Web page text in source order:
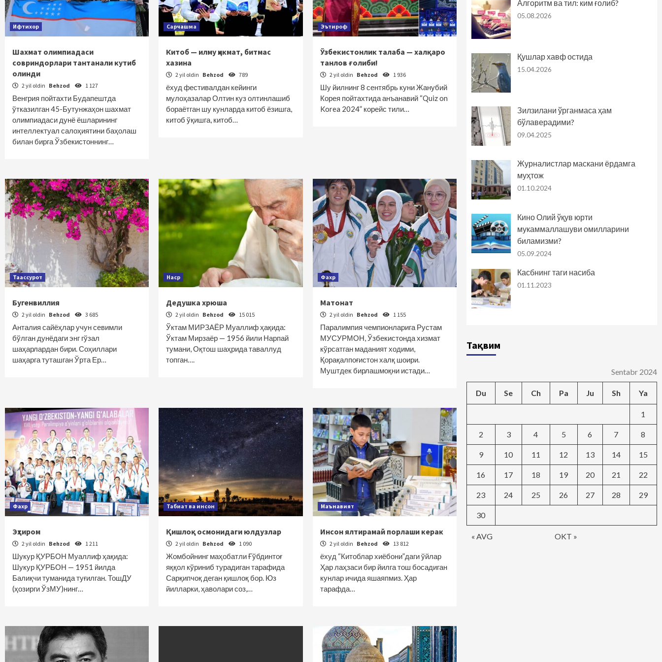
Ифтихор
Шахмат олимпиадаси
совриндорлари тантанали кутиб
олинди
2 yil oldin Behzod 1 127
Венгрия пойтахти Будапештда
ўтказилган 45-Бутунжаҳон шахмат
олимпиадаси дунё ёшларининг
интеллектуал салоҳиятини баҳолаш
билан бирга Ўзбекистоннинг…
Сарчашма
Китоб — илму ҳикмат, битмас
хазина
2 yil oldin Behzod 789
ёхуд фестивалдан кейинги
мулоҳазалар Олтин куз олтинлашиб
бораётган шу кунларда китоб ёзишга,
китоб ўқишга, китоб…
Эътироф
Ўзбекистонлик талаба — халқаро
танлов ғолиби!
2 yil oldin Behzod 1 936
Шу йилнинг 8 сентябрь куни Жанубий
Корея пойтахтида анъанавий “Quiz on
Korea 2024” корейс тили…
Таассурот
Бугенвиллия
2 yil oldin Behzod 3 685
Анталия сайёҳлар учун севимли
бўлган дунёдаги энг гўзал
шаҳарлардан бири. Соҳиллари
шаҳарга туташган Ўрта Ер…
Наср
Дедушка хрюша
2 yil oldin Behzod 15 015
Ўктам МИРЗАЁР Муаллиф ҳақида:
Ўктам Мирзаёр — 1956 йили Нарпай
тумани, Оқтош шаҳрида таваллуд
топган….
Фахр
Матонат
2 yil oldin Behzod 1 155
Паралимпия чемпионларига Рустам
МУСУРМОН, Ўзбекистонда хизмат
кўрсатган маданият ходими,
Қорақалпоғистон халқ шоири.
Муштдек бирлашмоқни истади…
Фахр
Эҳтиром
2 yil oldin Behzod 1 211
Шукур ҚУРБОН Муаллиф ҳақида:
Шукур ҚУРБОН — 1951 йилда
Балиқчи туманида туғилган. ТошДУ
(ҳозирги ЎзМУ)нинг…
Табиат ва инсон
Қишлоқ осмонидаги юлдузлар
2 yil oldin Behzod 1 090
Жомбойнинг маҳобатли Ғўбдинтоғ
яққол кўриниб турадиган тарафида
Сарқипчоқ деган қишлоқ бор. Юз
йилларки, ҳаволари соз,…
Маънавият
Инсон ялтирамай порлаши керак
2 yil oldin Behzod 13 812
ёхуд “Китоблар хиёбони”даги ўйлар
Ҳар лаҳзаси бир йилга тош босадиган
кунлар ичида яшаяпмиз. Ҳар
тарафда…
Алгоритм ва тил: ким ғолиб?
05.08.2026
Қушлар хавф остида
15.04.2026
Зилзилани ўрганмаса ҳам
бўлаверадими?
09.04.2025
Журналистлар маскани ёрдамга
муҳтож
01.10.2024
Кино Олий ўқув юрти
мукаммаллашуви омилларини
биламизми?
05.09.2024
Касбнинг таги насиба
01.11.2023
Тақвим
Sentabr 2024
Du Se Ch Pa Ju Sh Ya
« AVG OKT »
1
2 3 4 5 6 7 8
9 10 11 12 13 14 15
16 17 18 19 20 21 22
23 24 25 26 27 28 29
30